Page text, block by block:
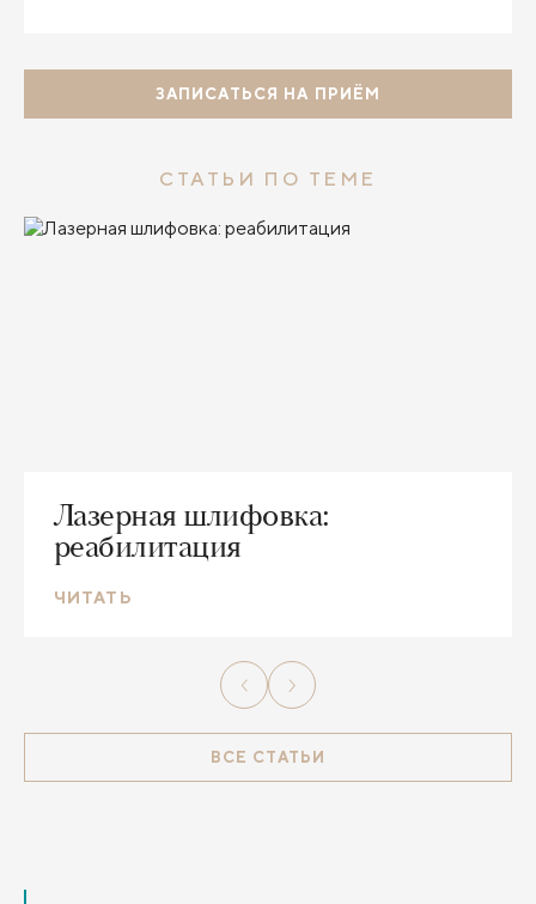
ЗАПИСАТЬСЯ НА ПРИЁМ
СТАТЬИ ПО ТЕМЕ
Лазерная шлифовка:
реабилитация
ЧИТАТЬ
ВСЕ СТАТЬИ